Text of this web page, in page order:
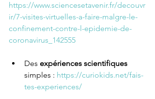
https://www.sciencesetavenir.fr/decouvr
ir/7-visites-virtuelles-a-faire-malgre-le-
confinement-contre-l-epidemie-de-
coronavirus_142555
Des expériences scientifiques
simples : https://curiokids.net/fais-
tes-experiences/